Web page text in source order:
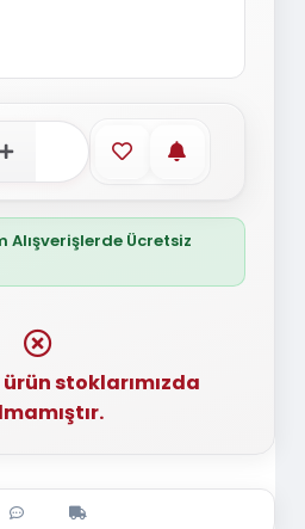
Favorilere ekle
Stoğa
Alışverişlerde Ücretsiz
stoklarımızda